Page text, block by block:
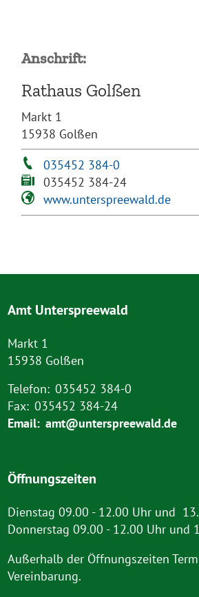
Anschrift:
Rathaus Golßen
Markt 1
15938 Golßen
035452 384-0
035452 384-24
www.unterspreewald.de
Amt Unterspreewald
Markt 1
15938 Golßen
Telefon: 035452 384-0
Fax: 035452 384-24
Email: amt@unterspreewald.de
Öffnungszeiten
Dienstag 09.00 - 12.00 Uhr und
Donnerstag 09.00 - 12.00 Uhr und
Außerhalb der Öffnungszeiten
Vereinbarung.